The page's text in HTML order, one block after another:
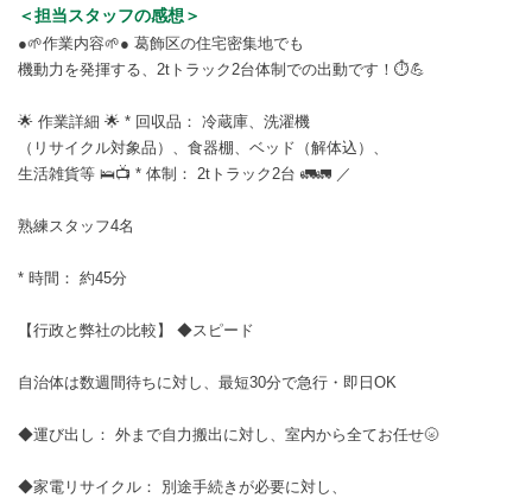
＜担当スタッフの感想＞
●🌱作業内容🌱● 葛飾区の住宅密集地でも
機動力を発揮する、2tトラック2台体制での出動です！⏱️💪
🌟 作業詳細 🌟 * 回収品： 冷蔵庫、洗濯機
（リサイクル対象品）、食器棚、ベッド（解体込）、
生活雑貨等 🛌📺 * 体制： 2tトラック2台 🚛🚛 ／
熟練スタッフ4名
* 時間： 約45分
【行政と弊社の比較】 ◆スピード
自治体は数週間待ちに対し、最短30分で急行・即日OK
◆運び出し： 外まで自力搬出に対し、室内から全てお任せ🌝
◆家電リサイクル： 別途手続きが必要に対し、